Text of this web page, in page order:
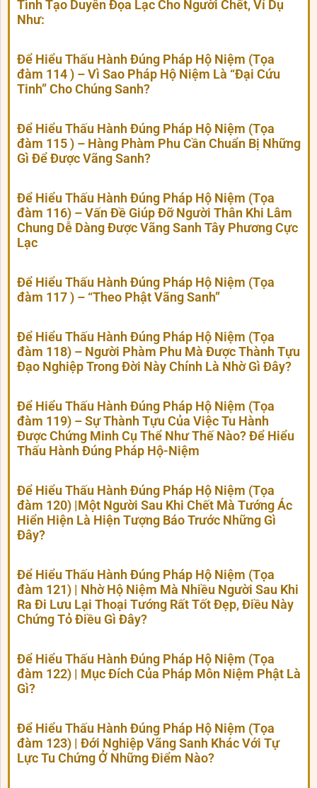
Tình Tạo Duyên Đọa Lạc Cho Người Chết, Ví Dụ
Như:
Để Hiểu Thấu Hành Đúng Pháp Hộ Niệm (Tọa
đàm 114 ) – Vì Sao Pháp Hộ Niệm Là “Đại Cứu
Tinh” Cho Chúng Sanh?
Để Hiểu Thấu Hành Đúng Pháp Hộ Niệm (Tọa
đàm 115 ) – Hàng Phàm Phu Cần Chuẩn Bị Những
Gì Để Được Vãng Sanh?
Để Hiểu Thấu Hành Đúng Pháp Hộ Niệm (Tọa
đàm 116) – Vấn Đề Giúp Đỡ Người Thân Khi Lâm
Chung Dễ Dàng Được Vãng Sanh Tây Phương Cực
Lạc
Để Hiểu Thấu Hành Đúng Pháp Hộ Niệm (Tọa
đàm 117 ) – “Theo Phật Vãng Sanh”
Để Hiểu Thấu Hành Đúng Pháp Hộ Niệm (Tọa
đàm 118) – Người Phàm Phu Mà Được Thành Tựu
Đạo Nghiệp Trong Đời Này Chính Là Nhờ Gì Đây?
Để Hiểu Thấu Hành Đúng Pháp Hộ Niệm (Tọa
đàm 119) – Sự Thành Tựu Của Việc Tu Hành
Được Chứng Minh Cụ Thể Như Thế Nào? Để Hiểu
Thấu Hành Đúng Pháp Hộ-Niệm
Để Hiểu Thấu Hành Đúng Pháp Hộ Niệm (Tọa
đàm 120) |Một Người Sau Khi Chết Mà Tướng Ác
Hiển Hiện Là Hiện Tượng Báo Trước Những Gì
Đây?
Để Hiểu Thấu Hành Đúng Pháp Hộ Niệm (Tọa
đàm 121) | Nhờ Hộ Niệm Mà Nhiều Người Sau Khi
Ra Đi Lưu Lại Thoại Tướng Rất Tốt Đẹp, Điều Này
Chứng Tỏ Điều Gì Đây?
Để Hiểu Thấu Hành Đúng Pháp Hộ Niệm (Tọa
đàm 122) | Mục Đích Của Pháp Môn Niệm Phật Là
Gì?
Để Hiểu Thấu Hành Đúng Pháp Hộ Niệm (Tọa
đàm 123) | Đới Nghiệp Vãng Sanh Khác Với Tự
Lực Tu Chứng Ở Những Điểm Nào?